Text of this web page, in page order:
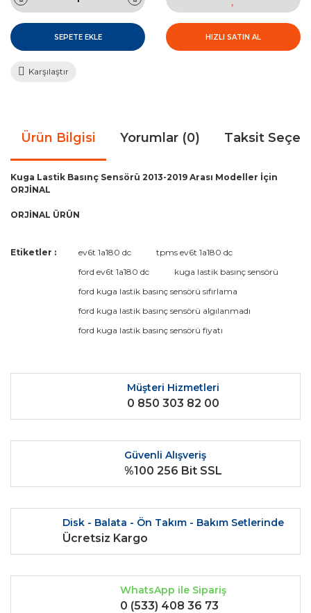
SEPETE EKLE HIZLI SATIN AL
Karşılaştır
Ürün Bilgisi Yorumlar (0) Taksit
Kuga Lastik Basınç Sensörü 2013-2019 Arası Modeller İçin
ORJİNAL
ORJİNAL ÜRÜN
Bu ürüne ilk yorumu siz yapın!
Yorum Yaz
Bu ürünün fiyat bilgisi, resim, ürün açıklamalarında ve diğer
kullanarak tarafımıza iletebilirsiniz.
Görüş ve önerileriniz için teşekkür ederiz.
Ürün fiyatı diğer sitelerden daha pahalı.
Bu ürüne benzer farklı alternatifler olmalı.
Etiketler : ev6t 1a180 dc
tpms ev6t 1a180 dc
ford ev6t 1a180 dc
kuga lastik basınç sensörü
ford kuga lastik basınç sensörü sıfırlama
ford kuga lastik basınç sensörü algılanmadı
ford kuga lastik basınç sensörü fiyatı
Müşteri Hizmetleri
0 850 303 82 00
Güvenli Alışveriş
%100 256 Bit SSL
Disk - Balata - Ön Takım - Bakım Setlerinde
Ücretsiz Kargo
WhatsApp ile Sipariş
0 (533) 408 36 73